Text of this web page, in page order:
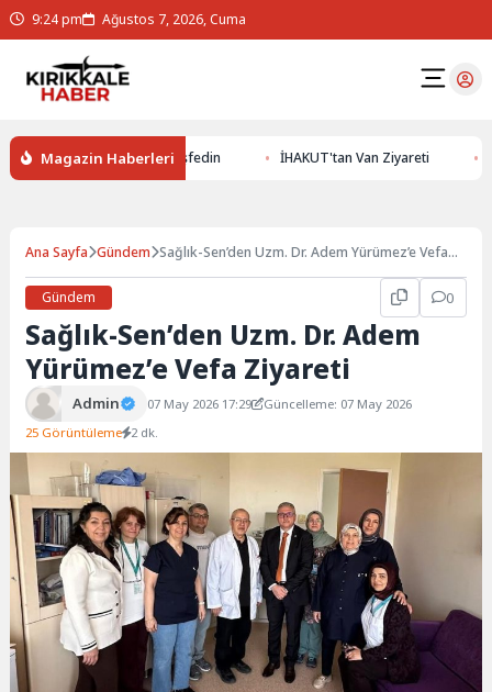
9:24 pm Ağustos 7, 2026, Cuma
Magazin Haberleri
Altının Gizemlerini Keşfedin İHAKUT'tan Van Ziyareti
Ana Sayfa Gündem Sağlık-Sen’den Uzm. Dr. Adem Yürümez’e Vefa
Gündem
0
Sağlık-Sen’den Uzm. Dr. Adem
Yürümez’e Vefa Ziyareti
Admin 07 May 2026 17:29
Güncelleme: 07 May 2026
25 Görüntüleme 2 dk.